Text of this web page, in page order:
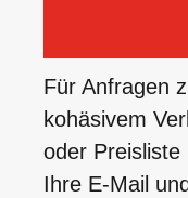
Für Anfragen
kohäsivem
oder
Ihre E-Mail